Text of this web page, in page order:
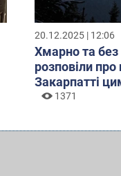
20.12.2025 | 12:06
Хмарно та без
розповіли про
Закарпатті
1371